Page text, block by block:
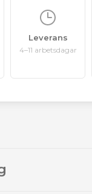
Leverans
4–11 arbetsdagar